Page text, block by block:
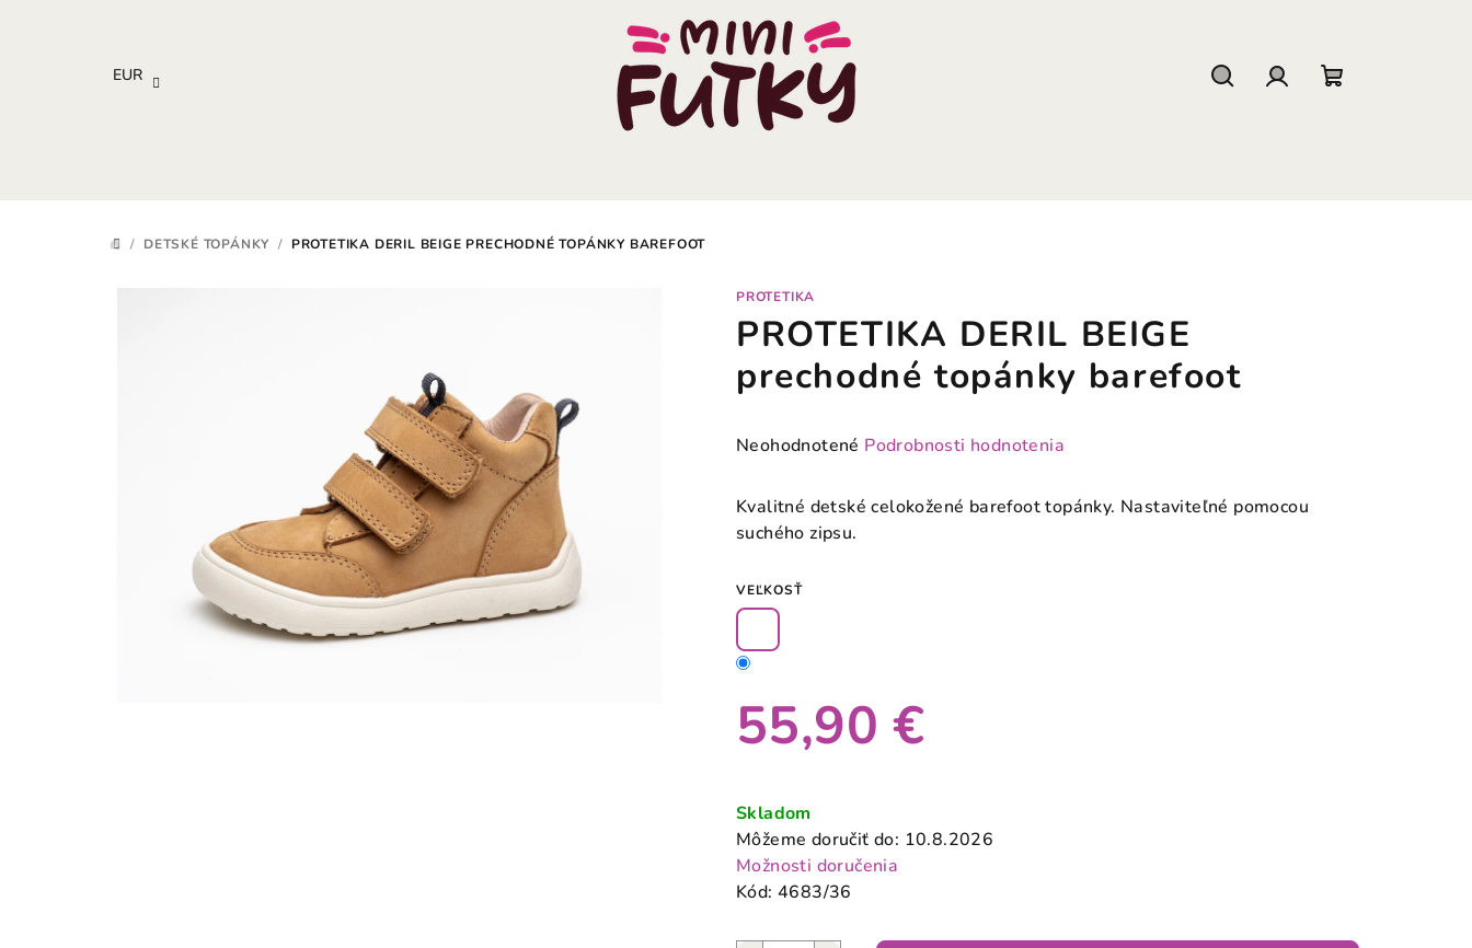
EUR
DOMOV
/ DETSKÉ TOPÁNKY / PROTETIKA DERIL BEIGE PRECHODNÉ TOPÁNKY BAREFOOT
PROTETIKA
PROTETIKA DERIL BEIGE
prechodné topánky barefoot
Priemerné
produktu
5
Neohodnotené Podrobnosti hodnotenia
Kvalitné detské celokožené barefoot topánky. Nastaviteľné pomocou
suchého zipsu.
VEĽKOSŤ
55,90 €
cena:
Skladom
Môžeme doručiť do: 10.8.2026
Možnosti doručenia
Kód: 4683/36